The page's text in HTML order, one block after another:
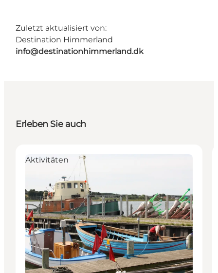
Zuletzt aktualisiert von:
Destination Himmerland
info@destinationhimmerland.dk
Erleben Sie auch
Aktivitäten